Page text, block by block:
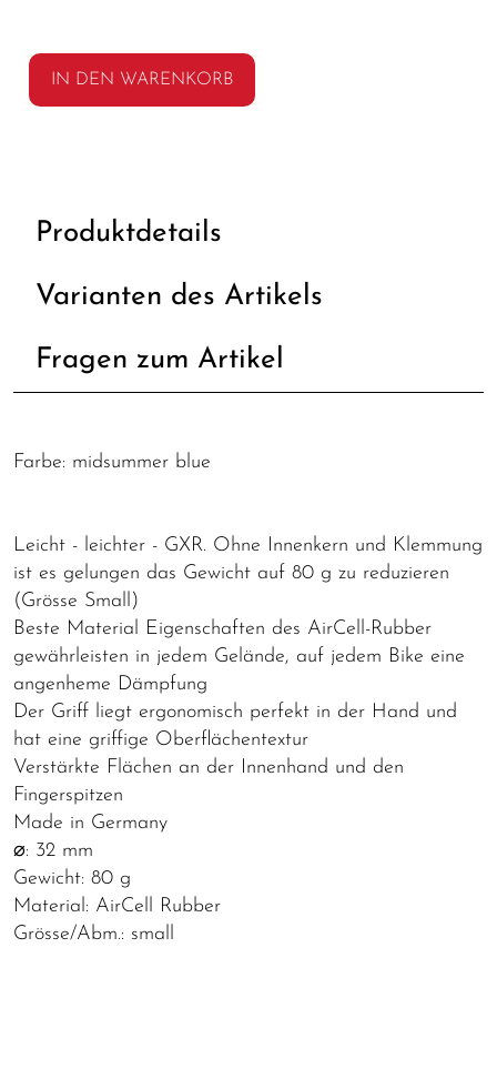
IN DEN WARENKORB
Produktdetails
Varianten des Artikels
Fragen zum Artikel
Farbe: midsummer blue
Leicht - leichter - GXR. Ohne Innenkern und Klemmung
ist es gelungen das Gewicht auf 80 g zu reduzieren
(Grösse Small)
Beste Material Eigenschaften des AirCell-Rubber
gewährleisten in jedem Gelände, auf jedem Bike eine
angenheme Dämpfung
Der Griff liegt ergonomisch perfekt in der Hand und
hat eine griffige Oberflächentextur
Verstärkte Flächen an der Innenhand und den
Fingerspitzen
Made in Germany
⌀: 32 mm
Gewicht: 80 g
Material: AirCell Rubber
Grösse/Abm.: small